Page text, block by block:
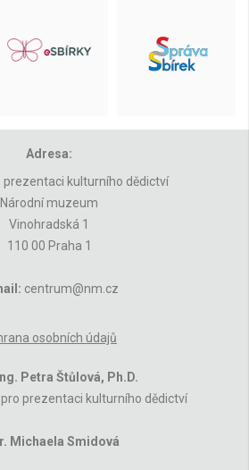
Adresa:
prezentaci kulturního dědictví
Národní muzeum
Vinohradská 1
110 00 Praha 1
centrum@nm.cz
osobních údajů
Petra Štůlová, Ph.D.
prezentaci kulturního dědictví
Michaela Smidová